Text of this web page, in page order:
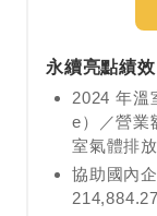
永續亮點績效
2024 年溫
e）／營業
室氣體排放
協助國內